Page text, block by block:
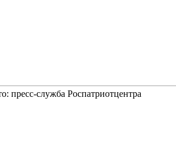
пресс-служба Роспатриотцентра